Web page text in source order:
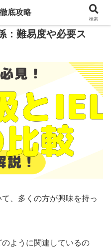
：難易度や必要ス
、多くの方が興味を持っ
ように関連しているの
底攻略
検索